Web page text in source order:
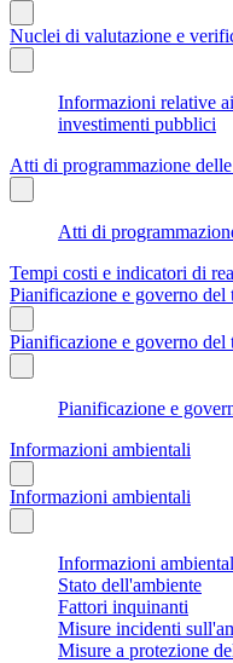
Nuclei di valutazione e
Informazioni relative
investimenti pubblici
Atti di programmazione
Atti di
Tempi costi e indicatori di
Pianificazione e governo del
Pianificazione e governo del
Pianificazione e
Informazioni ambientali
Informazioni ambientali
Informazioni
Stato dell'ambiente
Fattori inquinanti
Misure incidenti
Misure a protezione